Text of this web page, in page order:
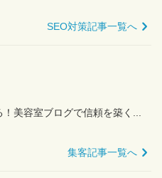
SEO対策記事一覧へ
美容室ブログで信頼を築く...
集客記事一覧へ